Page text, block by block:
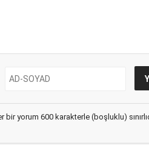
yorum 600 karakterle (boşluklu)